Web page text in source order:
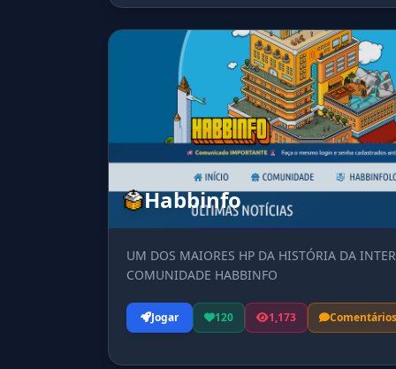
Habbinfo
UM DOS MAIORES HP DA HISTÓRIA DA
COMUNIDADE HABBINFO
Jogar 120 1,173 Comentários